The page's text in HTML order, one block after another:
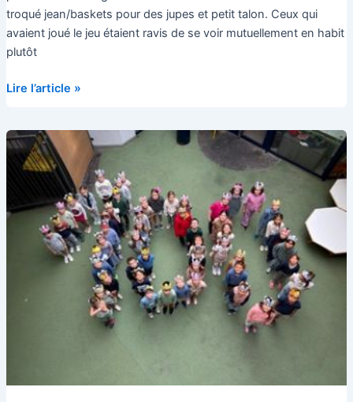
troqué jean/baskets pour des jupes et petit talon. Ceux qui
avaient joué le jeu étaient ravis de se voir mutuellement en habit
plutôt
Journée
Lire l’article »